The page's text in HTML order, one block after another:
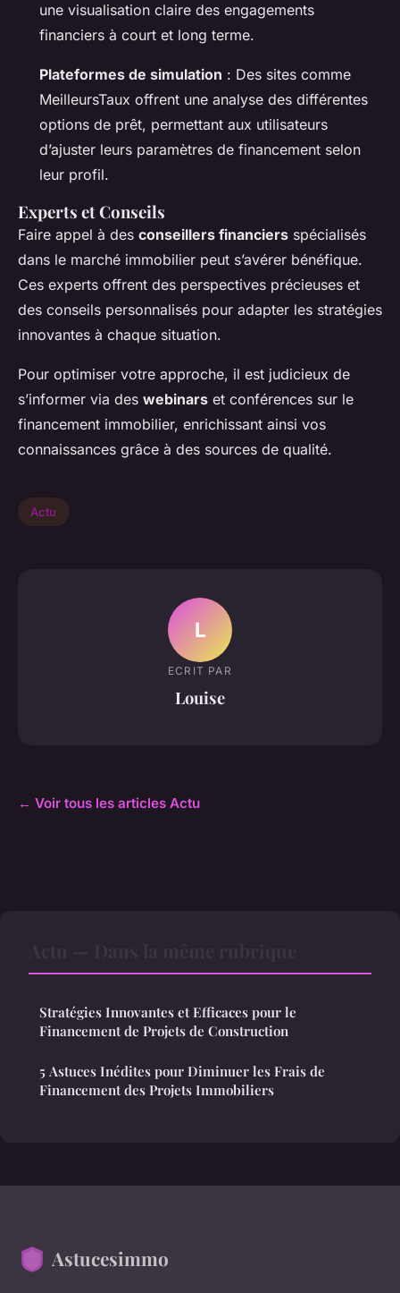
une visualisation claire des engagements
financiers à court et long terme.
Plateformes de simulation : Des sites comme
MeilleursTaux offrent une analyse des différentes
options de prêt, permettant aux utilisateurs
d’ajuster leurs paramètres de financement selon
leur profil.
Experts et Conseils
Faire appel à des conseillers financiers spécialisés
dans le marché immobilier peut s’avérer bénéfique.
Ces experts offrent des perspectives précieuses et
des conseils personnalisés pour adapter les stratégies
innovantes à chaque situation.
Pour optimiser votre approche, il est judicieux de
s’informer via des webinars et conférences sur le
financement immobilier, enrichissant ainsi vos
connaissances grâce à des sources de qualité.
Actu
L
ECRIT PAR
Louise
← Voir tous les articles Actu
Stratégies Innovantes et Efficaces pour le
Financement de Projets de Construction
5 Astuces Inédites pour Diminuer les Frais de
Financement des Projets Immobiliers
Astucesimmo